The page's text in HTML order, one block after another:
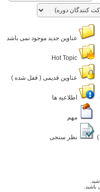
عناوین جدید موجود نمی باشد
Hot Topic
عناوین قدیمی ( قفل شده )
اطلاعیه ها
مهم
نظر سنجی